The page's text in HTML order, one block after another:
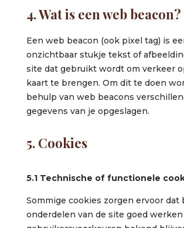
4. Wat is een web beacon?
Een web beacon (ook pixel tag) is
onzichtbaar stukje tekst of
site dat gebruikt wordt om verkeer
kaart te brengen. Om dit te doen
behulp van web beacons
gegevens van je opgeslagen.
5. Cookies
5.1 Technische of functionele
Sommige cookies zorgen ervoor dat
onderdelen van de site goed